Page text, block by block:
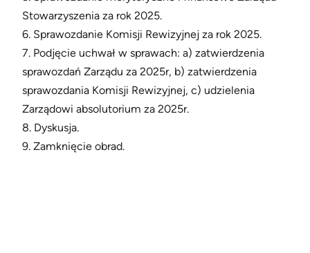
Stowarzyszenia za rok 2025.
6. Sprawozdanie Komisji Rewizyjnej za rok 2025.
7. Podjęcie uchwał w sprawach: a) zatwierdzenia
sprawozdań Zarządu za 2025r, b) zatwierdzenia
sprawozdania Komisji Rewizyjnej, c) udzielenia
Zarządowi absolutorium za 2025r.
8. Dyskusja.
9. Zamknięcie obrad.